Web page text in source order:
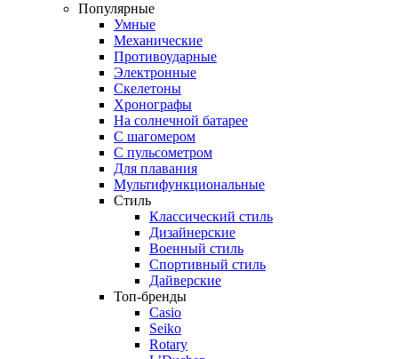
Популярные
Умные
Механические
Противоударные
Электронные
Скелетоны
Хронографы
На солнечной батарее
С шагомером
С пульсометром
Для плавания
Мультифункциональные
Стиль
Классический стиль
Дизайнерские
Военный стиль
Спортивный стиль
Дайверские
Топ-бренды
Casio
Seiko
Rotary